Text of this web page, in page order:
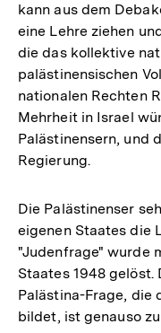
kann aus dem
eine Lehre ziehen
die das kollektive
palästinensischen
nationalen Rechten
Mehrheit in Israel
Palästinensern, und
Regierung.
Die Palästinenser
eigenen Staates die
"Judenfrage" wurde
Staates 1948
Palästina-Frage, die
bildet, ist genauso